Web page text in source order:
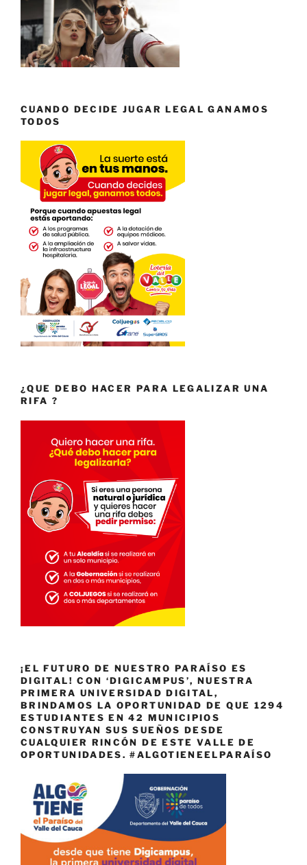
CUANDO DECIDE JUGAR LEGAL GANAMOS
TODOS
¿QUE DEBO HACER PARA LEGALIZAR UNA
RIFA ?
¡EL FUTURO DE NUESTRO PARAÍSO ES
DIGITAL! CON ‘DIGICAMPUS’, NUESTRA
PRIMERA UNIVERSIDAD DIGITAL,
BRINDAMOS LA OPORTUNIDAD DE QUE 1294
ESTUDIANTES EN 42 MUNICIPIOS
CONSTRUYAN SUS SUEÑOS DESDE
CUALQUIER RINCÓN DE ESTE VALLE DE
OPORTUNIDADES. #ALGOTIENEELPARAÍSO